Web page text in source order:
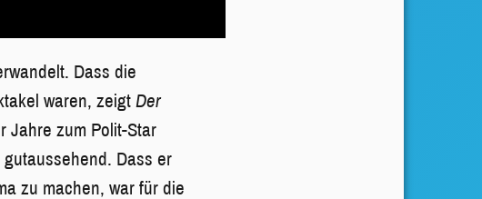
Dass die
waren, zeigt Der
Jahre zum Polit-Star
Dass er
zu machen, war für die